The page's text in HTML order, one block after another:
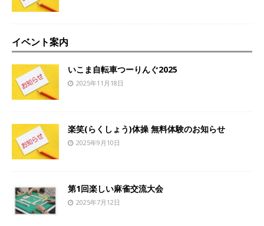
イベント案内
いこま自転車つーりんぐ2025
2025年11月18日
楽笑(らくしょう)体操 無料体験のお知らせ
2025年9月10日
第1回楽しい麻雀交流大会
2025年7月12日